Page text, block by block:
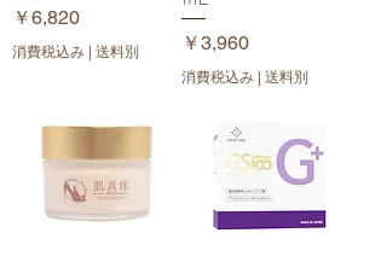
価格
￥6,820
消費税込み 送料別 価格
￥3,960
消費税込み 送料別